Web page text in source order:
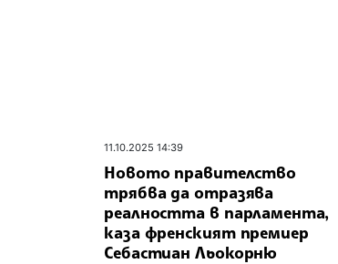
11.10.2025 14:39
Новото правителство
трябва да отразява
реалността в парламента,
каза френският премиер
Себастиан Льокорню